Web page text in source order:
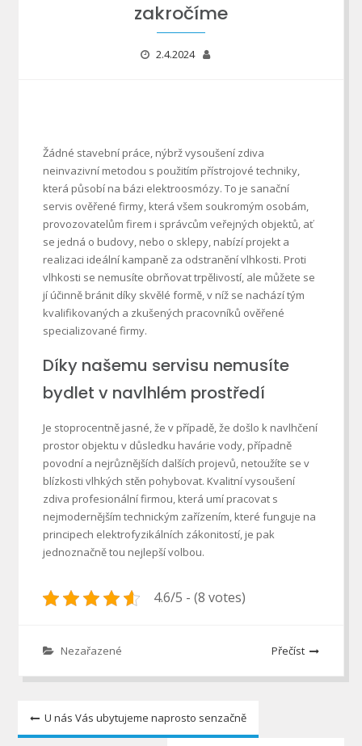
zakročíme
2.4.2024
Žádné stavební práce, nýbrž vysoušení zdiva
neinvazivní metodou s použitím přístrojové techniky,
která působí na bázi elektroosmózy. To je sanační
servis ověřené firmy, která všem soukromým osobám,
provozovatelům firem i správcům veřejných objektů, ať
se jedná o budovy, nebo o sklepy, nabízí projekt a
realizaci ideální kampaně za odstranění vlhkosti. Proti
vlhkosti se nemusíte obrňovat trpělivostí, ale můžete se
jí účinně bránit díky skvělé formě, v níž se nachází tým
kvalifikovaných a zkušených pracovníků ověřené
specializované firmy.
Díky našemu servisu nemusíte
bydlet v navlhlém prostředí
Je stoprocentně jasné, že v případě, že došlo k navlhčení
prostor objektu v důsledku havárie vody, případně
povodní a nejrůznějších dalších projevů, netoužíte se v
blízkosti vlhkých stěn pohybovat. Kvalitnívysoušení
zdiva profesionální firmou, která umí pracovat s
nejmodernějším technickým zařízením, které funguje na
principech elektrofyzikálních zákonitostí, je pak
jednoznačně tou nejlepší volbou.
4.6/5 - (8 votes)
Nezařazené Přečíst
Navigace
pro
U nás Vás ubytujeme naprosto senzačně